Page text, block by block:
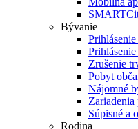
Bývanie
Zrušenie
Pobyt
Nájomné
Zariadenia
Súpisné a
Rodina